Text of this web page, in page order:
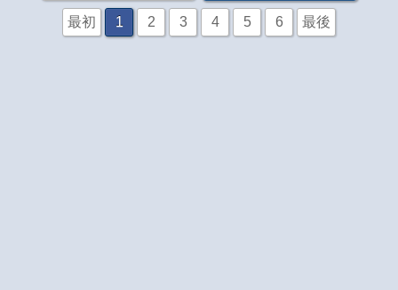
最初 1 2 3 4 5 6 最後